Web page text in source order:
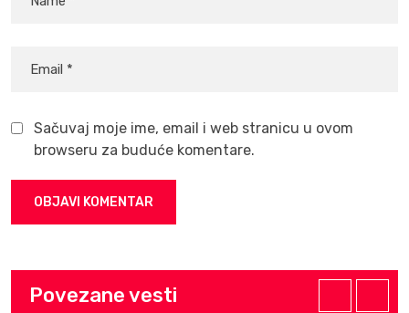
Sačuvaj moje ime, email i web stranicu u ovom
browseru za buduće komentare.
Povezane vesti